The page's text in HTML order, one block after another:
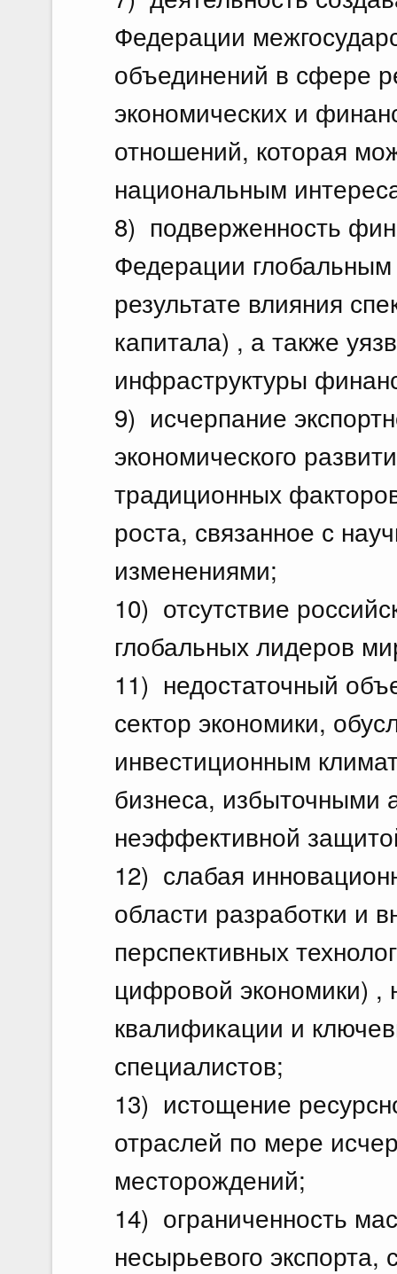
Федерации
объединений в сфере
экономических и
отношений, которая
национальным
8) подверженность
Федерации
результате влияния
капитала) , а также
инфраструктуры
9) исчерпание
экономического
традиционных
роста, связанное с
изменениями;
10) отсутствие
глобальных лидеров
11) недостаточный
сектор экономики,
инвестиционным
бизнеса, избыточными
неэффективной
12) слабая
области разработки и
перспективных
цифровой экономики) ,
квалификации и
специалистов;
13) истощение
отраслей по мере
месторождений;
14) ограниченность
несырьевого экспорта,